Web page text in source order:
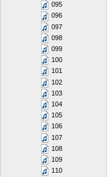
095
096
097
098
099
100
101
102
103
104
105
106
107
108
109
110